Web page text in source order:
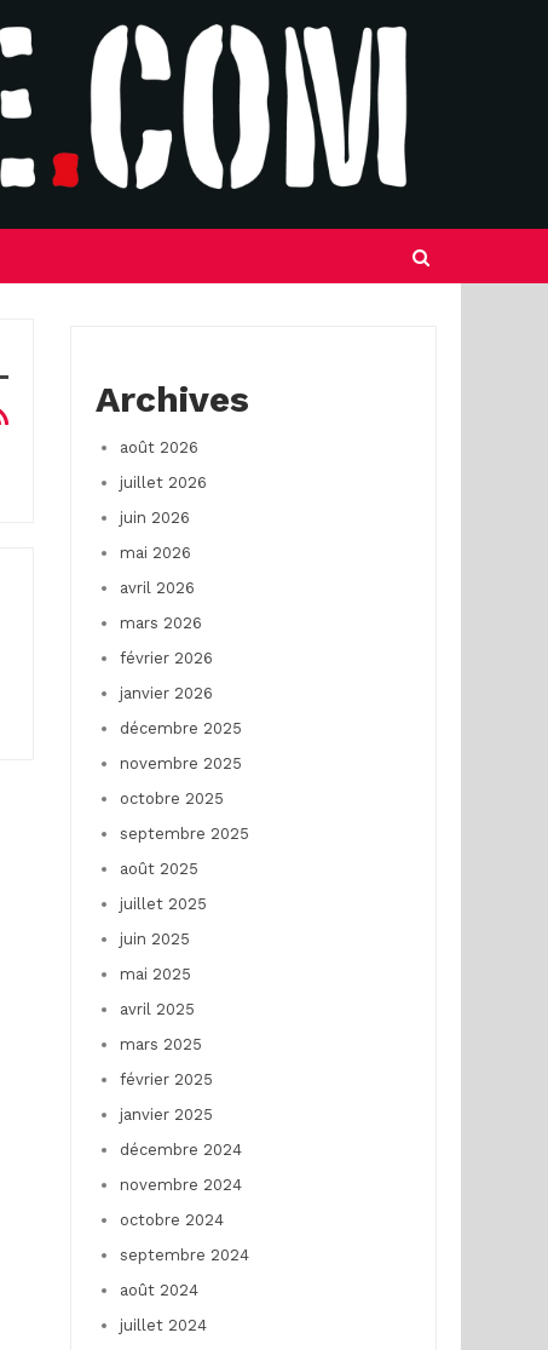
Archives
août 2026
juillet 2026
juin 2026
mai 2026
avril 2026
mars 2026
février 2026
janvier 2026
décembre 2025
novembre 2025
octobre 2025
septembre 2025
août 2025
juillet 2025
juin 2025
mai 2025
avril 2025
mars 2025
février 2025
janvier 2025
décembre 2024
novembre 2024
octobre 2024
septembre 2024
août 2024
juillet 2024